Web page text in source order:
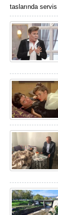
taslarında